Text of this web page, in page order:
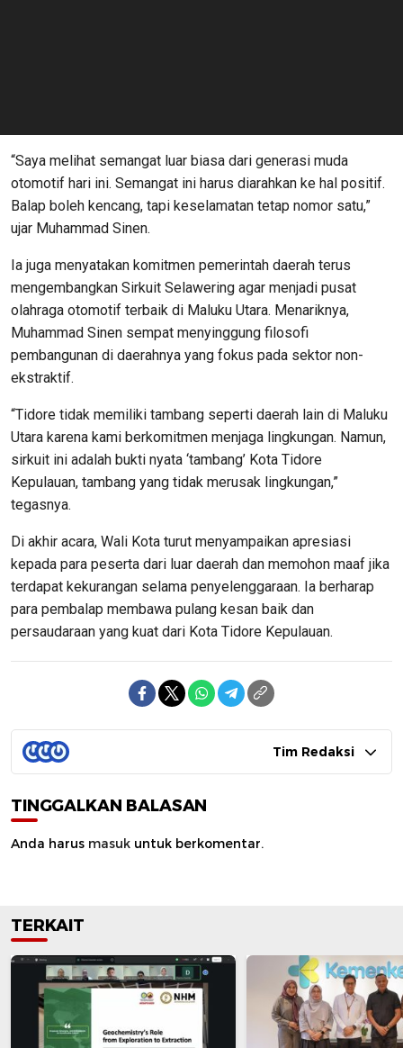
“Saya melihat semangat luar biasa dari generasi muda
otomotif hari ini. Semangat ini harus diarahkan ke hal positif.
Balap boleh kencang, tapi keselamatan tetap nomor satu,”
ujar Muhammad Sinen.
Ia juga menyatakan komitmen pemerintah daerah terus
mengembangkan Sirkuit Selawering agar menjadi pusat
olahraga otomotif terbaik di Maluku Utara. Menariknya,
Muhammad Sinen sempat menyinggung filosofi
pembangunan di daerahnya yang fokus pada sektor non-
ekstraktif.
“Tidore tidak memiliki tambang seperti daerah lain di Maluku
Utara karena kami berkomitmen menjaga lingkungan. Namun,
sirkuit ini adalah bukti nyata ‘tambang’ Kota Tidore
Kepulauan, tambang yang tidak merusak lingkungan,”
tegasnya.
Di akhir acara, Wali Kota turut menyampaikan apresiasi
kepada para peserta dari luar daerah dan memohon maaf jika
terdapat kekurangan selama penyelenggaraan. Ia berharap
para pembalap membawa pulang kesan baik dan
persaudaraan yang kuat dari Kota Tidore Kepulauan.
Tim Redaksi
TINGGALKAN BALASAN
Anda harus masuk untuk berkomentar.
TERKAIT